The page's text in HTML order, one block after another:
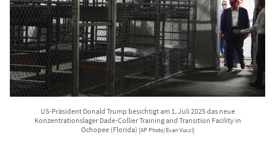
US-Präsident Donald Trump besichtigt am 1. Juli 2025 das neue
Konzentrationslager Dade-Collier Training and Transition Facility in
Ochopee (Florida) [AP Photo/Evan Vucci]